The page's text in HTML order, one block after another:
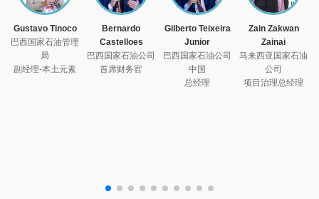
Gustavo Tinoco
巴西国家石油管理
局
副经理-本土元素
Bernardo
Castelloes
巴西国家石油公司
首席财务官
Gilberto Teixeira
Junior
巴西国家石油公司
中国
总经理
Zain Zakwan
Zainai
马来西亚国家石油
公司
项目治理总经理